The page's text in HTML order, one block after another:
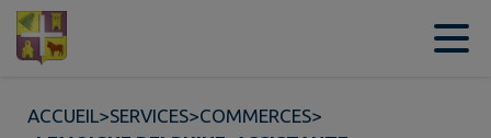
Contenu
ACCUEIL>SERVICES>COMMERCES>